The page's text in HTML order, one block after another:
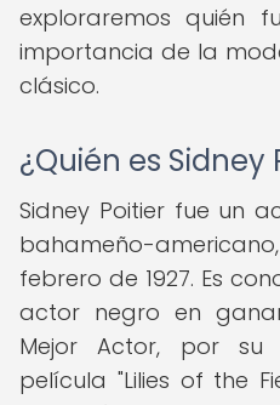
exploraremos quién
importancia de la
clásico.
¿Quién es Sidney
Sidney Poitier fue un
bahameño-
febrero de 1927. Es
actor negro en
Mejor Actor, por su
película "Lilies of the